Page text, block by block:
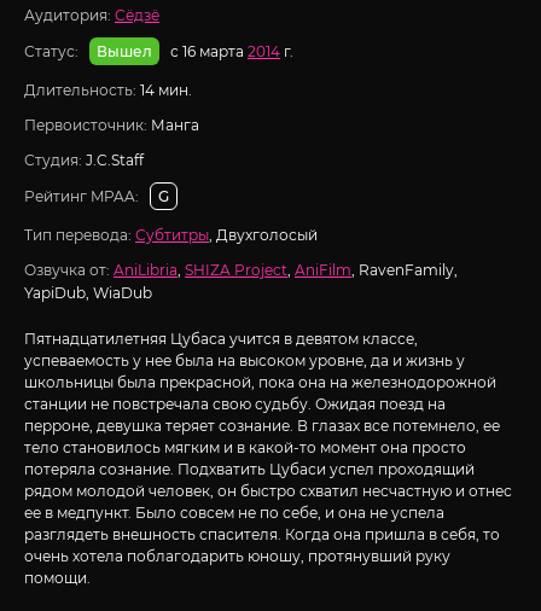
Аудитория: Сёдзё
Статус:
Вышел с 16 марта 2014 г.
Длительность: 14 мин.
Первоисточник: Манга
Студия: J.C.Staff
Рейтинг MPAA:
G
Тип перевода: Субтитры, Двухголосый
Озвучка от: AniLibria, SHIZA Project, AniFilm, RavenFamily,
YapiDub, WiaDub
Пятнадцатилетняя Цубаса учится в девятом классе,
успеваемость у нее была на высоком уровне, да и жизнь у
школьницы была прекрасной, пока она на железнодорожной
станции не повстречала свою судьбу. Ожидая поезд на
перроне, девушка теряет сознание. В глазах все потемнело, ее
тело становилось мягким и в какой-то момент она просто
потеряла сознание. Подхватить Цубаси успел проходящий
рядом молодой человек, он быстро схватил несчастную и отнес
ее в медпункт. Было совсем не по себе, и она не успела
разглядеть внешность спасителя. Когда она пришла в себя, то
очень хотела поблагодарить юношу, протянувший руку
помощи.